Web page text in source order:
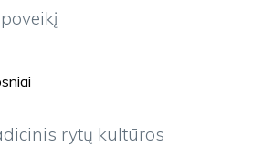
rytų kultūros